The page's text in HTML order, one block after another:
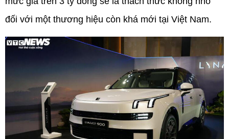
đối với một thương hiệu còn khá mới tại Việt Nam.